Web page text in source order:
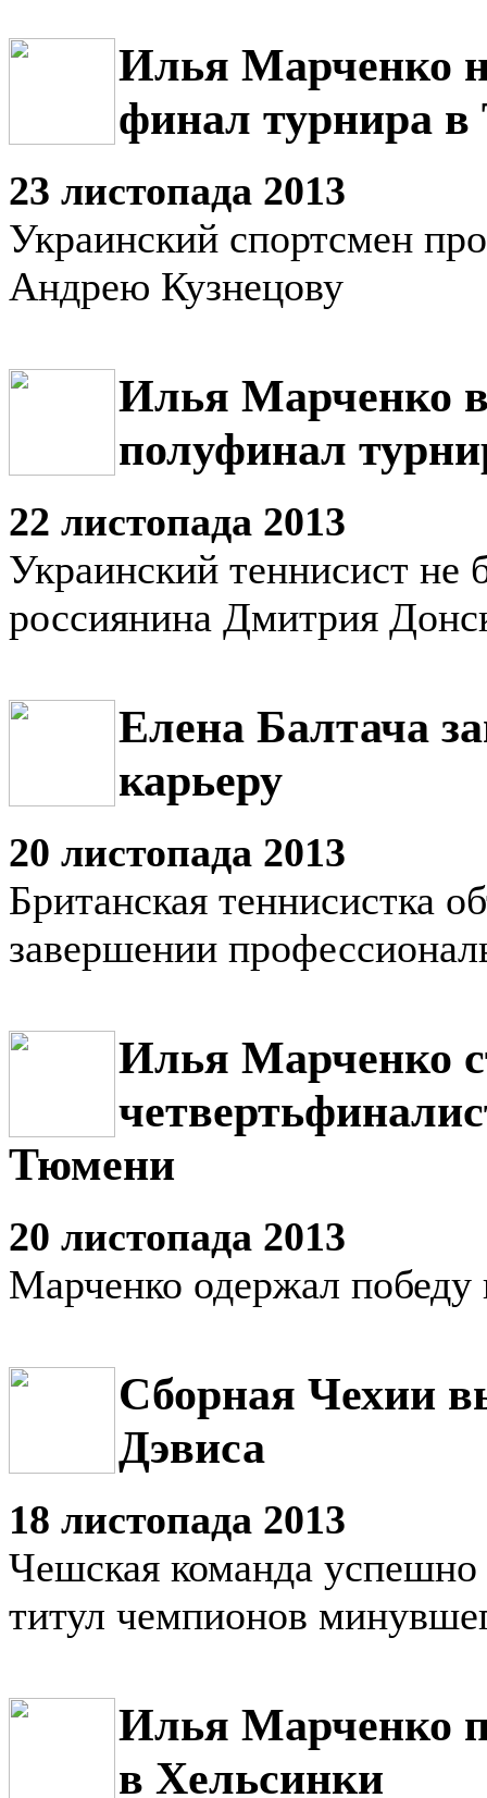
Илья Марченко
финал турнира
23 листопада 2013
Украинский спортсмен
Андрею Кузнецову
Илья Марченко
полуфинал
22 листопада 2013
Украинский теннисист не
россиянина Дмитрия
Елена Балтача
карьеру
20 листопада 2013
Британская теннисистка
завершении
Илья Марченко
Тюмени
20 листопада 2013
Марченко одержал победу
Сборная Чехии
Дэвиса
18 листопада 2013
Чешская команда
титул чемпионов
Илья Марченко
в Хельсинки